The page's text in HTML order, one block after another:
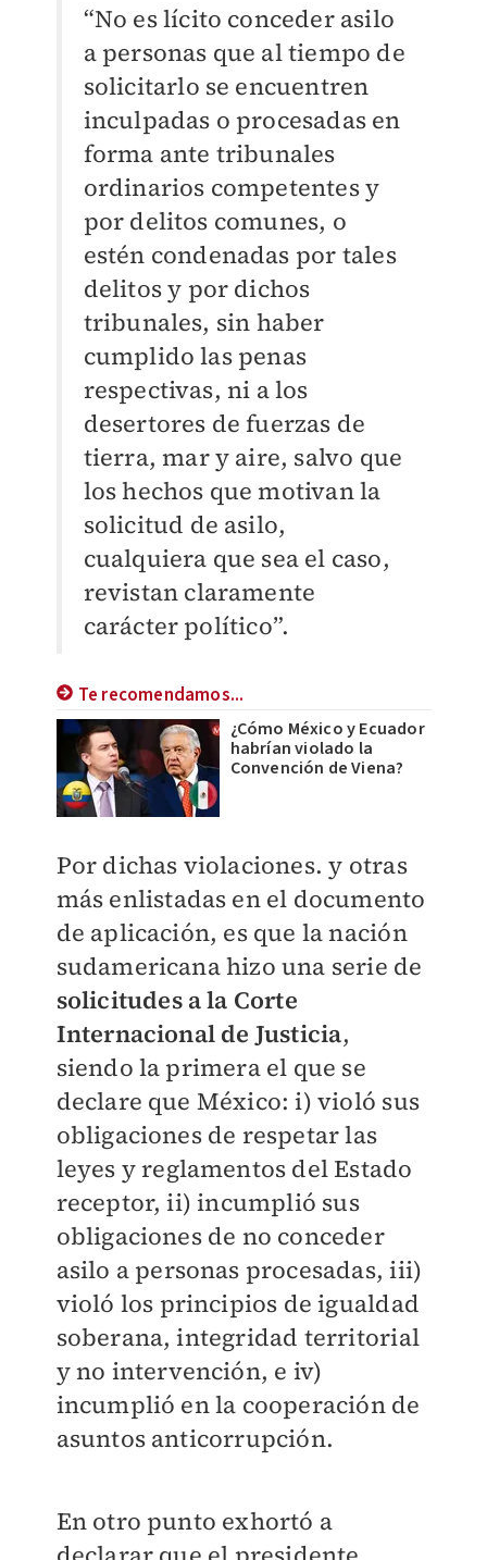
“No es lícito conceder asilo
a personas que al tiempo de
solicitarlo se encuentren
inculpadas o procesadas en
forma ante tribunales
ordinarios competentes y
por delitos comunes, o
estén condenadas por tales
delitos y por dichos
tribunales, sin haber
cumplido las penas
respectivas, ni a los
desertores de fuerzas de
tierra, mar y aire, salvo que
los hechos que motivan la
solicitud de asilo,
cualquiera que sea el caso,
revistan claramente
carácter político”.
Te recomendamos...
¿Cómo México y Ecuador
habrían violado la
Convención de Viena?
Por dichas violaciones. y otras
más enlistadas en el documento
de aplicación, es que la nación
sudamericana hizo una serie de
solicitudes a la Corte
Internacional de Justicia,
siendo la primera el que se
declare que México: i) violó sus
obligaciones de respetar las
leyes y reglamentos del Estado
receptor, ii) incumplió sus
obligaciones de no conceder
asilo a personas procesadas, iii)
violó los principios de igualdad
soberana, integridad territorial
y no intervención, e iv)
incumplió en la cooperación de
asuntos anticorrupción.
En otro punto exhortó a